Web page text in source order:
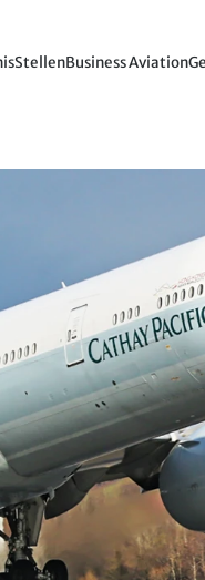
StellenBusiness Aviation